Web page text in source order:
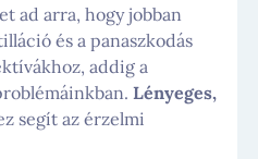
ad arra, hogy jobban
és a panaszkodás
addig a
Lényeges,
segít az érzelmi